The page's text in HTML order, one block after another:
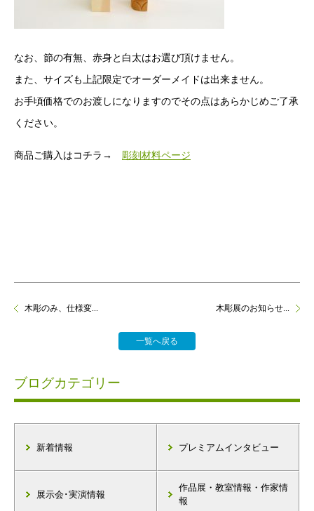
なお、節の有無、赤身と白太はお選び頂けません。
また、サイズも上記限定でオーダーメイドは出来ません。
お手頃価格でのお渡しになりますのでその点はあらかじめご了承
ください。
商品ご購入はコチラ→ 彫刻材料ページ
木彫のみ、仕様変...
一覧へ戻る
木彫展のお知らせ...
ブログカテゴリー
新着情報 プレミアムインタビュー
展示会･実演情報
作品展・教室情報・作家情
報